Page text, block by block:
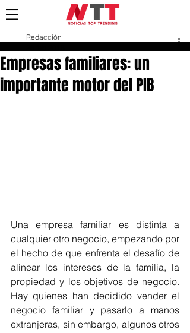
Empresas familiares: un
importante motor del PIB
Redacción
Una empresa familiar es distinta a
cualquier otro negocio, empezando por
el hecho de que enfrenta el desafío de
alinear los intereses de la familia, la
propiedad y los objetivos de negocio.
Hay quienes han decidido vender el
negocio familiar y pasarlo a manos
extranjeras, sin embargo, algunos otros